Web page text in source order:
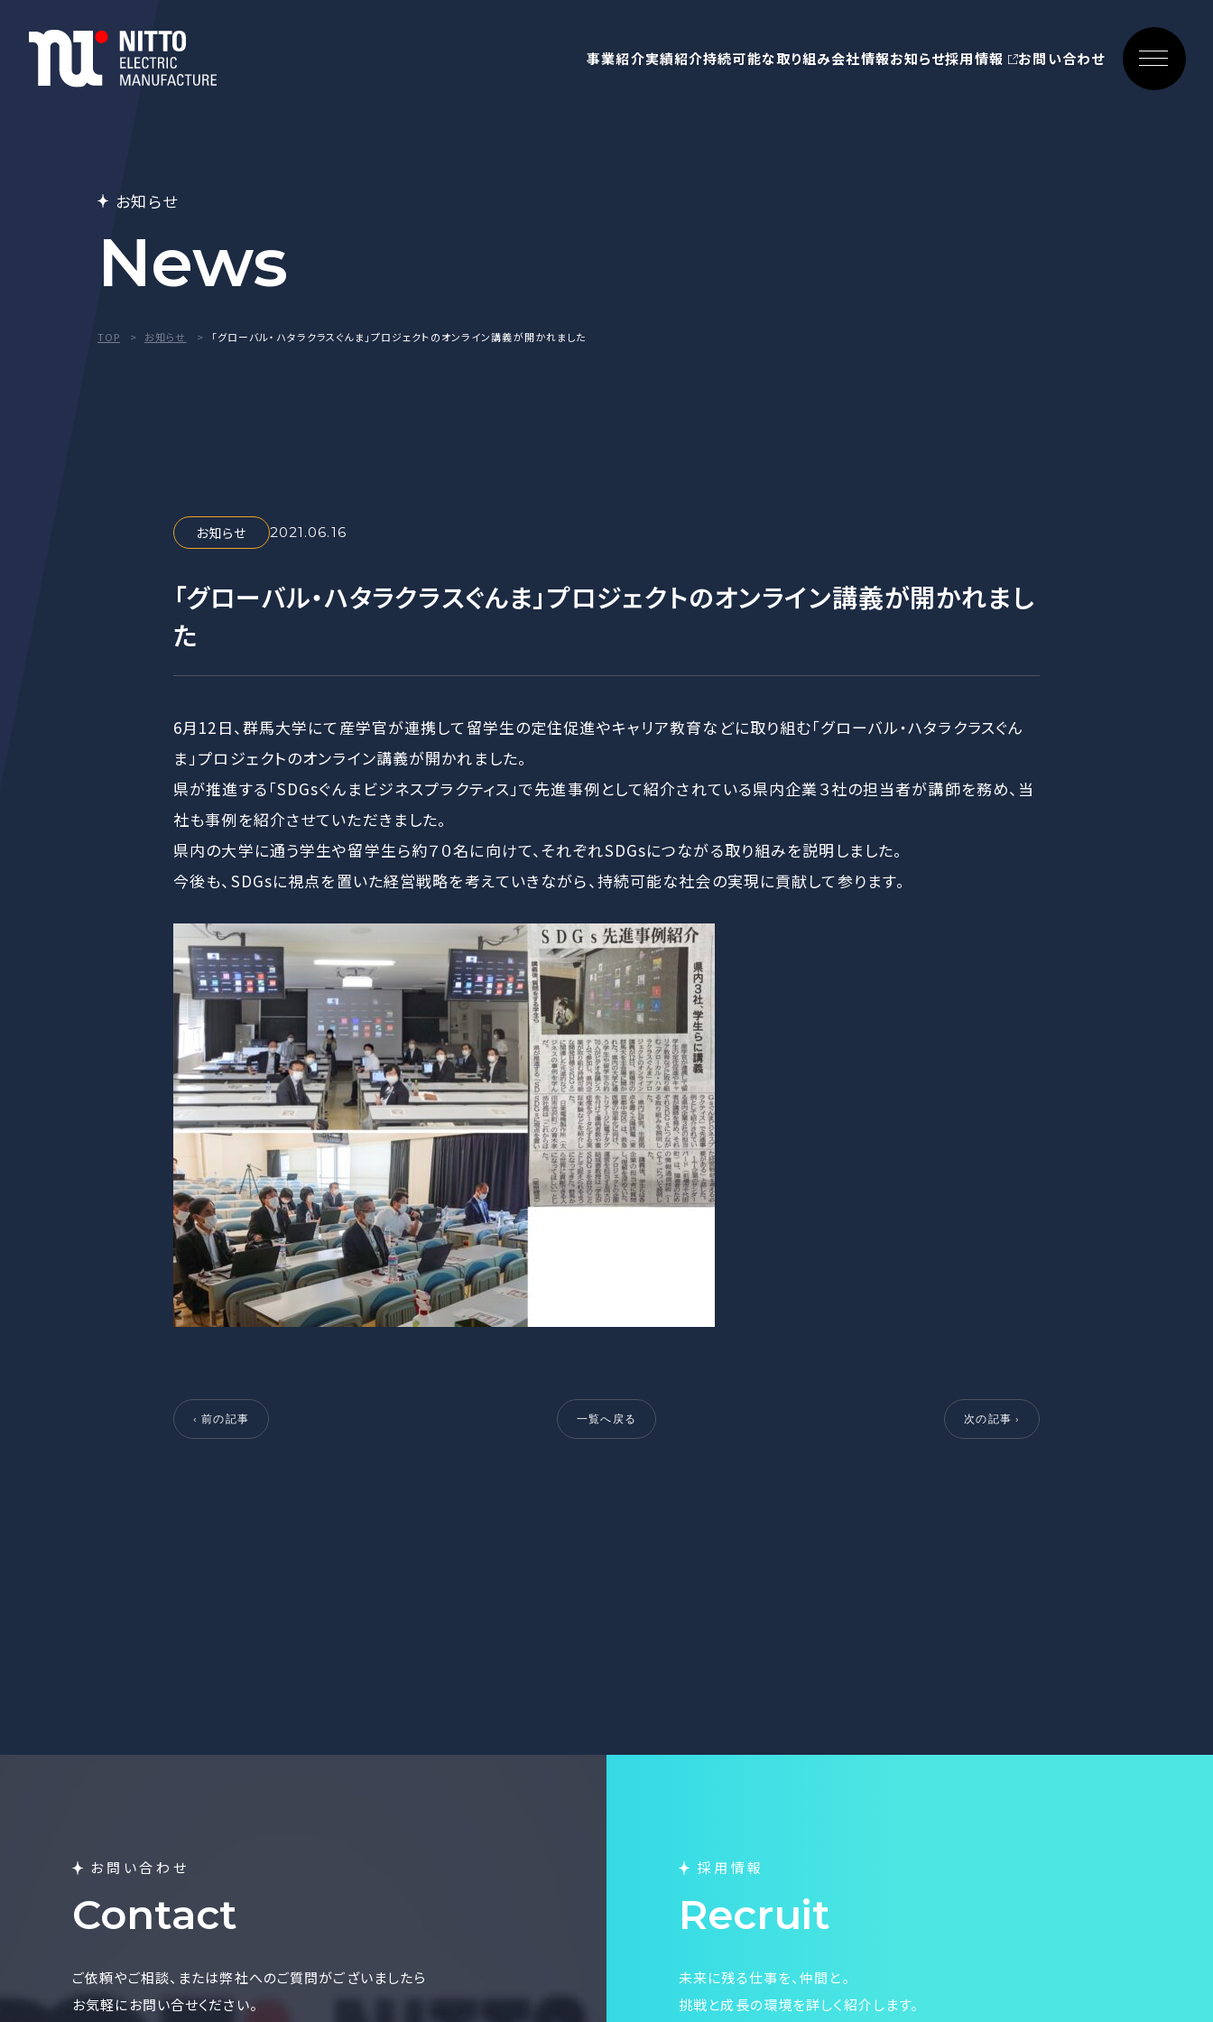
事業紹介実績紹介持続可能な取り組み会社情報お知らせ採用情報 お問い合わせ
お知らせ
News
TOP お知らせ 「グローバル・ハタラクラスぐんま」プロジェクトのオンライン講義が開かれました
お知らせ 2021.06.16
「グローバル・ハタラクラスぐんま」プロジェクトのオンライン講義が開かれまし
た
6月12日、群馬大学にて産学官が連携して留学生の定住促進やキャリア教育などに取り組む「グローバル・ハタラクラスぐん
ま」プロジェクトのオンライン講義が開かれました。
県が推進する「SDGsぐんまビジネスプラクティス」で先進事例として紹介されている県内企業３社の担当者が講師を務め、当
社も事例を紹介させていただきました。
県内の大学に通う学生や留学生ら約７０名に向けて、それぞれSDGsにつながる取り組みを説明しました。
今後も、SDGsに視点を置いた経営戦略を考えていきながら、持続可能な社会の実現に貢献して参ります。
‹ 前の記事 一覧へ戻る 次の記事 ›
お問い合わせ
Contact
ご依頼やご相談、または弊社へのご質問がございましたら
お気軽にお問い合せください。
採用情報
Recruit
未来に残る仕事を、仲間と。
挑戦と成長の環境を詳しく紹介します。